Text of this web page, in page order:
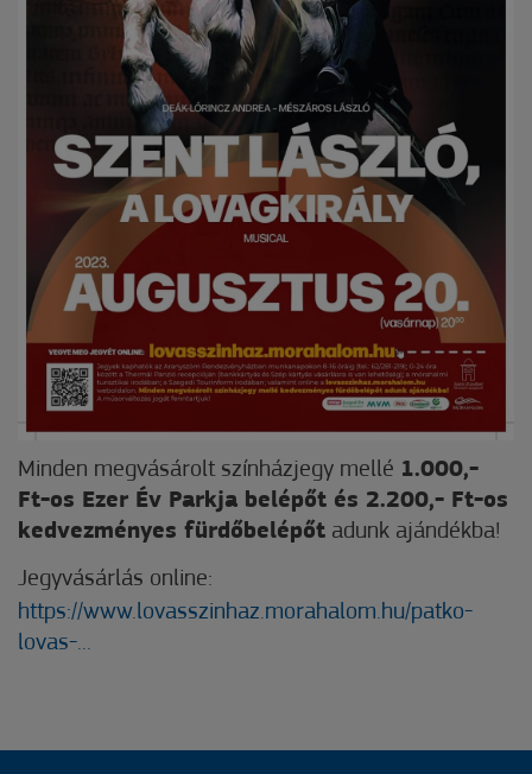
Minden megvásárolt színházjegy mellé 1.000,-
Ft-os Ezer Év Parkja belépőt és 2.200,- Ft-os
kedvezményes fürdőbelépőt adunk ajándékba!
Jegyvásárlás online:
https://www.lovasszinhaz.morahalom.hu/patko-
lovas-...